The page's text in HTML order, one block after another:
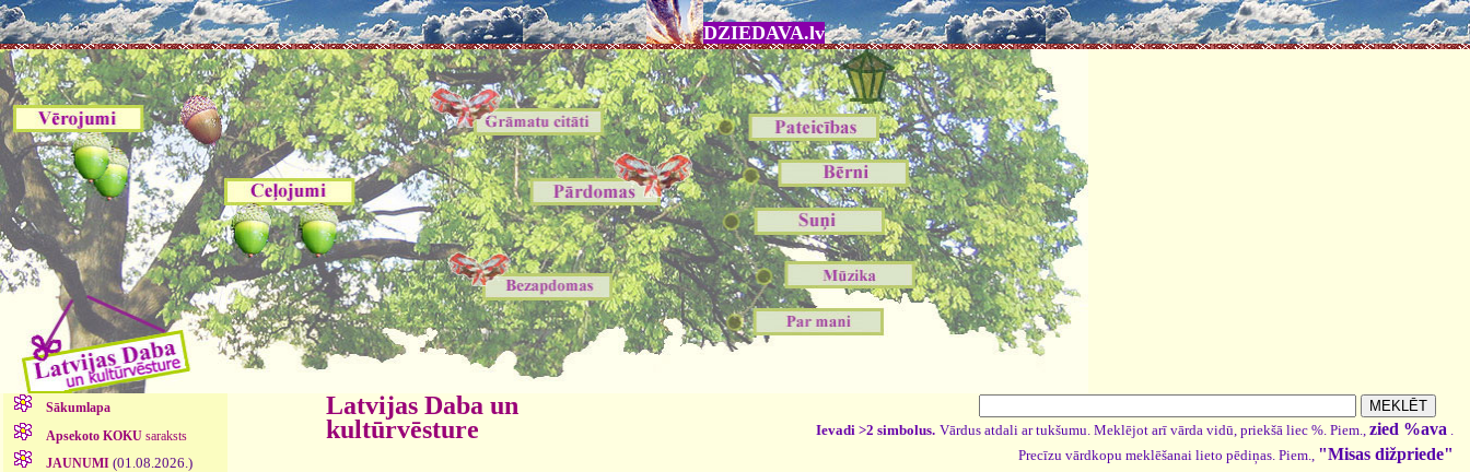
DZIEDAVA.lv
Sākumlapa
Apsekoto KOKUsaraksts
JAUNUMI (01.08.2026.)
Latvijas Daba un
kultūrvēsture
Ievadi >2 simbolus. Vārdus atdali ar tukšumu. Meklējot arī vārda vidū, priekšā liec %. Piem., zied %ava .
Precīzu vārdkopu meklēšanai lieto pēdiņas. Piem., "Misas dižpriede"